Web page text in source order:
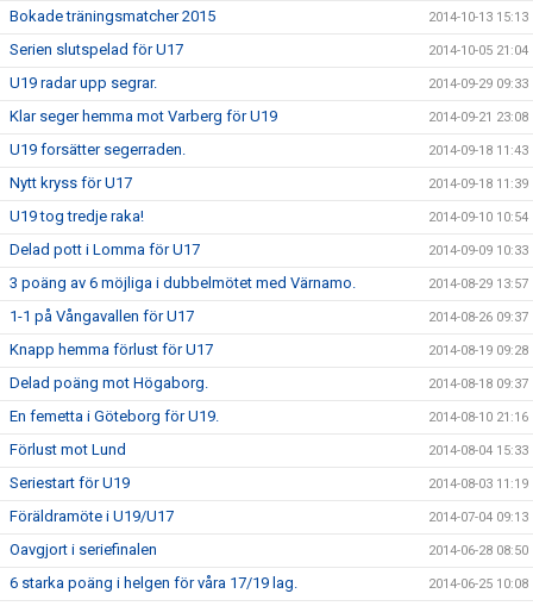
Bokade träningsmatcher 2015 2014-10-13 15:13
Serien slutspelad för U17 2014-10-05 21:04
U19 radar upp segrar. 2014-09-29 09:33
Klar seger hemma mot Varberg för U19 2014-09-21 23:08
U19 forsätter segerraden. 2014-09-18 11:43
Nytt kryss för U17 2014-09-18 11:39
U19 tog tredje raka! 2014-09-10 10:54
Delad pott i Lomma för U17 2014-09-09 10:33
3 poäng av 6 möjliga i dubbelmötet med Värnamo. 2014-08-29 13:57
1-1 på Vångavallen för U17 2014-08-26 09:37
Knapp hemma förlust för U17 2014-08-19 09:28
Delad poäng mot Högaborg. 2014-08-18 09:37
En femetta i Göteborg för U19. 2014-08-10 21:16
Förlust mot Lund 2014-08-04 15:33
Seriestart för U19 2014-08-03 11:19
Föräldramöte i U19/U17 2014-07-04 09:13
Oavgjort i seriefinalen 2014-06-28 08:50
6 starka poäng i helgen för våra 17/19 lag. 2014-06-25 10:08